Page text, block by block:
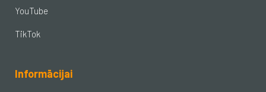
YouTube
TikTok
Informācijai